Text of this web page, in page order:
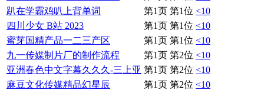
趴在学霸鸡叭上背单词
第1页 第1位 <10
四川少女 B站 2023
第1页 第1位 <10
蜜芽国精产品一二三产区
第1页 第1位 <10
九一传媒制片厂的制作流程
第1页 第2位 <10
亚洲春色中文字幕久久久-三上亚 第1页 第2位 <10
麻豆文化传媒精品幻星辰
第1页 第2位 <10